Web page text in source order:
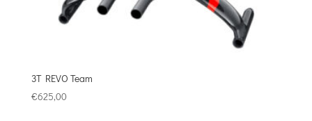
3T REVO Team
€625,00